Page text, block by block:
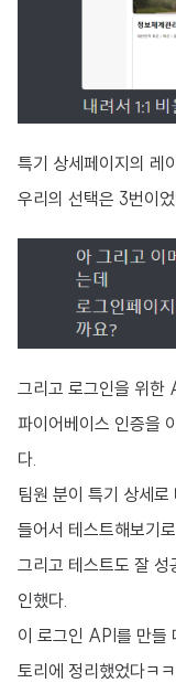
특기 상세페이지의 레
우리의 선택은 3번이
그리고 로그인을 위한
파이어베이스 인증을
다.
팀원 분이 특기 상세
들어서 테스트해보기
그리고 테스트도 잘
인했다.
이 로그인 API를 만들
토리에 정리했었다ㅋㅋ